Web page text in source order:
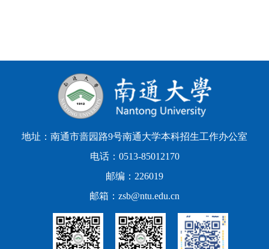
地址：南通市啬园路9号南通大学本科招生工作办公室
电话：0513-85012170
邮编：226019
邮箱：zsb@ntu.edu.cn